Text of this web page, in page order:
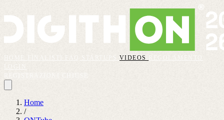
VIDEOS
REGOLAMENTO
Home
/